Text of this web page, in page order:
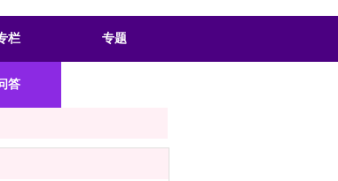
栏 专题
答